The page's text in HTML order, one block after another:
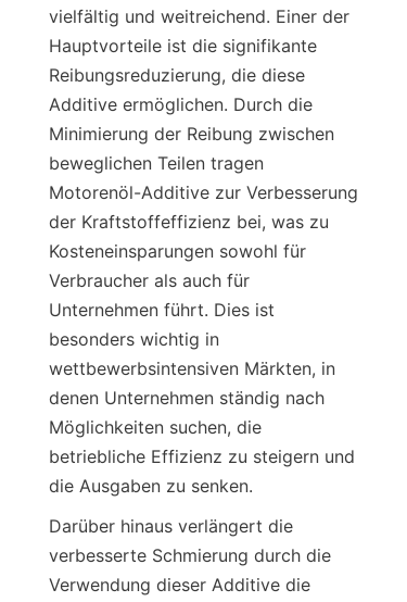
vielfältig und weitreichend. Einer der
Hauptvorteile ist die signifikante
Reibungsreduzierung, die diese
Additive ermöglichen. Durch die
Minimierung der Reibung zwischen
beweglichen Teilen tragen
Motorenöl-Additive zur Verbesserung
der Kraftstoffeffizienz bei, was zu
Kosteneinsparungen sowohl für
Verbraucher als auch für
Unternehmen führt. Dies ist
besonders wichtig in
wettbewerbsintensiven Märkten, in
denen Unternehmen ständig nach
Möglichkeiten suchen, die
betriebliche Effizienz zu steigern und
die Ausgaben zu senken.
Darüber hinaus verlängert die
verbesserte Schmierung durch die
Verwendung dieser Additive die